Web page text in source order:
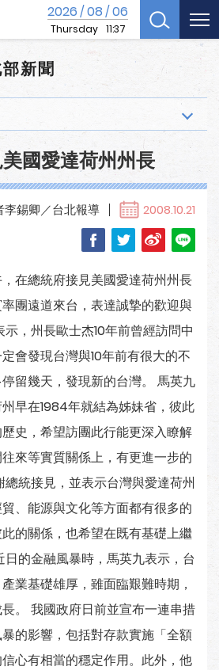
2026/08/06
Thursday 11:37
新聞
國愛達荷州州長
李錫卿／台北報導 2008.10.21
在總統府接見美國愛達荷州州長
團遠道來台，表達誠摯的歡迎與
，州長歐士杰10年前曾經訪問中
會發現台灣與10年前有很大的不
留幾天，發現新的台灣。 馬英九
早在1984年就結為姊妹省，彼此
史，希望訪團此行能更深入瞭解
來等實質關係上，有更進一步的
統接見，並表示台灣與愛達荷州
、能源與文化等方面都有很多的
的關係，也希望在既有基礎上繼
的金融風暴時，馬英九表示，台
業基礎雄厚，雖面臨艱難時期，
。 我國政府日前並宣布一連串措
的影響，包括對存款實施「全額
心有相當的穩定作用。此外，他